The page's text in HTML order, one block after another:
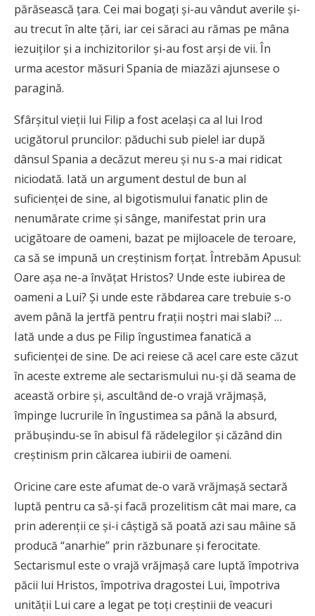
părăsească ţara. Cei mai bogaţi şi-au vândut averile şi-
au trecut în alte ţări, iar cei săraci au rămas pe mâna
iezuiţilor şi a inchizitorilor şi-au fost arşi de vii. În
urma acestor măsuri Spania de miazăzi ajunsese o
paragină.
Sfârşitul vieţii lui Filip a fost acelaşi ca al lui Irod
ucigătorul pruncilor: păduchi sub piele! iar după
dânsul Spania a decăzut mereu şi nu s-a mai ridicat
niciodată. Iată un argument destul de bun al
suficienţei de sine, al bigotismului fanatic plin de
nenumărate crime şi sânge, manifestat prin ura
ucigătoare de oameni, bazat pe mijloacele de teroare,
ca să se impună un creştinism forţat. Întrebăm Apusul:
Oare aşa ne-a învăţat Hristos? Unde este iubirea de
oameni a Lui? Şi unde este răbdarea care trebuie s-o
avem până la jertfă pentru fraţii noştri mai slabi? …
Iată unde a dus pe Filip îngustimea fanatică a
suficienţei de sine. De aci reiese că acel care este căzut
în aceste extreme ale sectarismului nu-şi dă seama de
această orbire şi, ascultând de-o vrajă vrăjmaşă,
împinge lucrurile în îngustimea sa până la absurd,
prăbuşindu-se în abisul fă rădelegilor şi căzând din
creştinism prin călcarea iubirii de oameni.
Oricine care este afumat de-o vară vrăjmaşă sectară
luptă pentru ca să-şi facă prozelitism cât mai mare, ca
prin aderenţii ce şi-i câştigă să poată azi sau mâine să
producă “anarhie” prin răzbunare şi ferocitate.
Sectarismul este o vrajă vrăjmaşă care luptă împotriva
păcii lui Hristos, împotriva dragostei Lui, împotriva
unităţii Lui care a legat pe toţi creştinii de veacuri